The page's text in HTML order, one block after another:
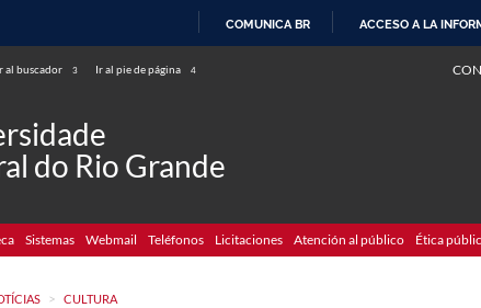
COMUNICA BR ACCESO A LA
al buscador 3 Ir al pie de página 4
do Rio Grande
Sistemas Webmail Teléfonos Licitaciones Atención al público Ética
> CULTURA